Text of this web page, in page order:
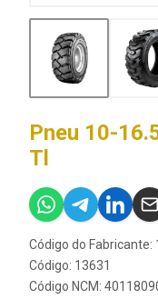
Pneu 10-
Tl
Código do
Código: 13631
Código NCM: